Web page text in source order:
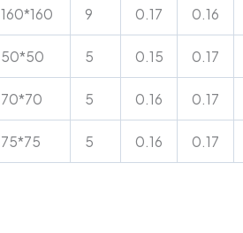
160*160 9 0.17 0.16
50*50 5 0.15 0.17
70*70 5 0.16 0.17
75*75 5 0.16 0.17